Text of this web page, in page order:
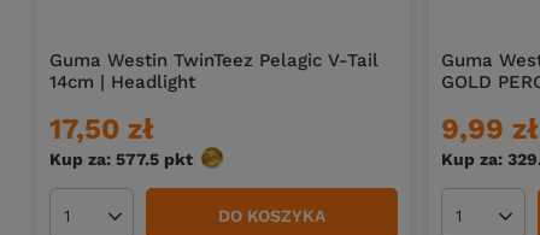
Guma Westin TwinTeez Pelagic V-Tail
14cm | Headlight
17,50 zł
Kup za: 577.5 pkt punktów
Ilość produktów DO KOSZYKA
Guma
GOLD
9,99 zł
Kup za:
Ilość